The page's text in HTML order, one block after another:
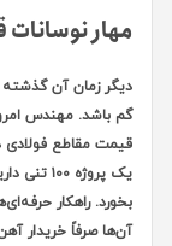
مهار
دیگر زمان آن
گم باشد. مهندس
بخورد. راهکار
آن‌ها صرفاً خریدار